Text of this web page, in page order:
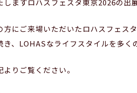
しますロハスフェスタ東京2026の出
方にご来場いただいたロハスフェスタ
き、LOHASなライフスタイルを多く
りご覧ください。